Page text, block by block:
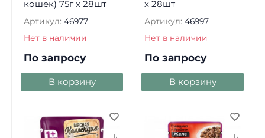
кошек) 75г х 28шт
Артикул: 46977
Нет в наличии
По запросу
В корзину
х 28шт
Артикул: 46997
Нет в наличии
По запросу
В корзину